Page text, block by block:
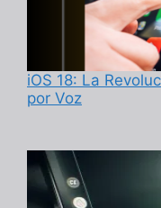
iOS 18: La
por Voz